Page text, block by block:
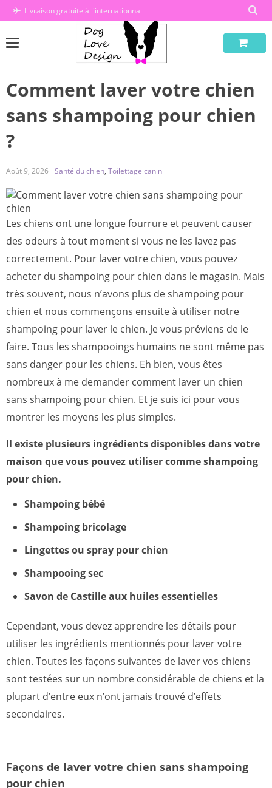
Passer
au
Livraison gratuite à l'internationnal
Comment laver votre chien
sans shampoing pour chien
?
Août 9, 2026 Santé du chien, Toilettage canin
Les chiens ont une longue fourrure et peuvent causer
des odeurs à tout moment si vous ne les lavez pas
correctement. Pour laver votre chien, vous pouvez
acheter du shampoing pour chien dans le magasin. Mais
très souvent, nous n’avons plus de shampoing pour
chien et nous commençons ensuite à utiliser notre
shampoing pour laver le chien. Je vous préviens de le
faire. Tous les shampooings humains ne sont même pas
sans danger pour les chiens. Eh bien, vous êtes
nombreux à me demander comment laver un chien
sans shampoing pour chien. Et je suis ici pour vous
montrer les moyens les plus simples.
Il existe plusieurs ingrédients disponibles dans votre
maison que vous pouvez utiliser comme shampoing
pour chien.
Shampoing bébé
Shampoing bricolage
Lingettes ou spray pour chien
Shampooing sec
Savon de Castille aux huiles essentielles
Cependant, vous devez apprendre les détails pour
utiliser les ingrédients mentionnés pour laver votre
chien. Toutes les façons suivantes de laver vos chiens
sont testées sur un nombre considérable de chiens et la
plupart d’entre eux n’ont jamais trouvé d’effets
secondaires.
Façons de laver votre chien sans shampoing
pour chien